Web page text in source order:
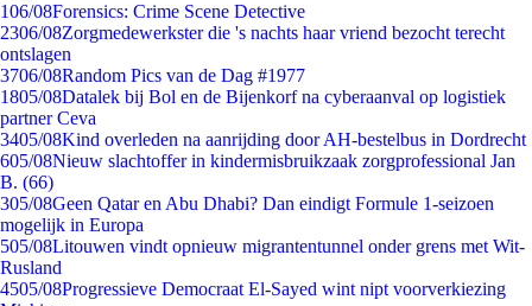
106/08Forensics: Crime Scene Detective
2306/08Zorgmedewerkster die 's nachts haar vriend bezocht terecht
ontslagen
3706/08Random Pics van de Dag #1977
1805/08Datalek bij Bol en de Bijenkorf na cyberaanval op logistiek
partner Ceva
3405/08Kind overleden na aanrijding door AH-bestelbus in Dordrecht
605/08Nieuw slachtoffer in kindermisbruikzaak zorgprofessional Jan
B. (66)
305/08Geen Qatar en Abu Dhabi? Dan eindigt Formule 1-seizoen
mogelijk in Europa
505/08Litouwen vindt opnieuw migrantentunnel onder grens met Wit-
Rusland
4505/08Progressieve Democraat El-Sayed wint nipt voorverkiezing